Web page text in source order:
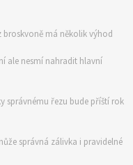
broskvoně má několik výhod
ale nesmí nahradit hlavní
správnému řezu bude příští rok
správná zálivka i pravidelné